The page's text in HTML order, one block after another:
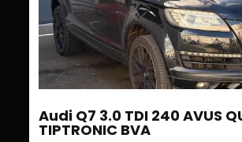
Audi Q7 3.0 TDI 240 AVUS
TIPTRONIC BVA